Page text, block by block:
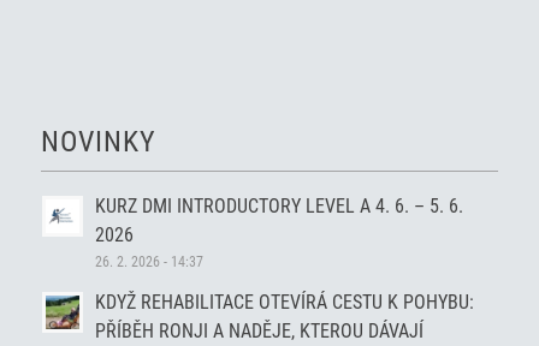
NOVINKY
KURZ DMI INTRODUCTORY LEVEL A 4. 6. – 5. 6.
2026
26. 2. 2026 - 14:37
KDYŽ REHABILITACE OTEVÍRÁ CESTU K POHYBU:
PŘÍBĚH RONJI A NADĚJE, KTEROU DÁVAJÍ